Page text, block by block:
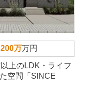
万万円
上のLDK・ライフ
空間「SINCE